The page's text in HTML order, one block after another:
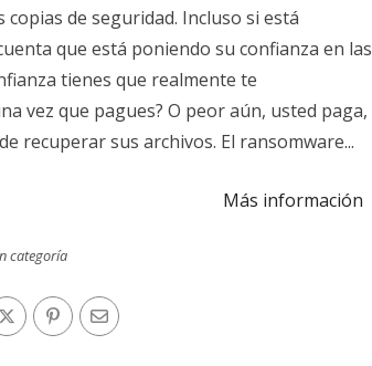
de seguridad. Incluso si está
que está poniendo su confianza en las
tienes que realmente te
vez que pagues? O peor aún, usted paga,
recuperar sus archivos. El ransomware...
Más información
categoría